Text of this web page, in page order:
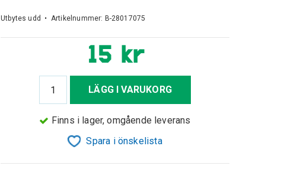
Utbytes udd • Artikelnummer: B-28017075
15 kr
LÄGG I VARUKORG
Finns i lager, omgående leverans
Spara i önskelista